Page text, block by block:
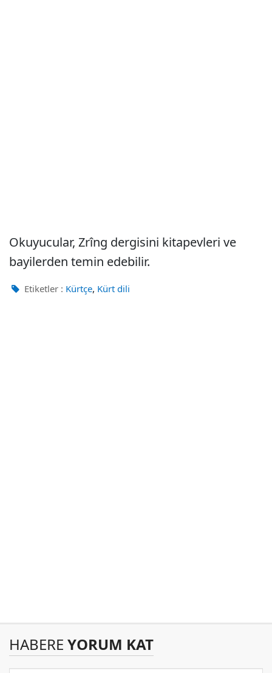
Okuyucular, Zrîng dergisini kitapevleri ve
bayilerden temin edebilir.
Etiketler : Kürtçe, Kürt dili
HABERE YORUM KAT